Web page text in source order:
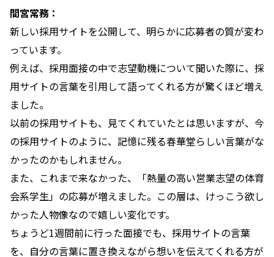
間宮常務：
新しい採用サイトを公開して、明らかに応募者の質が変わ
っています。
例えば、採用面接の中で志望動機について聞いた際に、採
用サイトの言葉を引用して語ってくれる方が驚くほど増え
ました。
以前の採用サイトも、見てくれていたとは思いますが、今
の採用サイトのように、記憶に残る春華堂らしい言葉がな
かったのかもしれません。
また、これまで来なかった、「熱量の高い営業志望の体育
会系学生」の応募が増えました。この層は、けっこう欲し
かった人物像なので嬉しい変化です。
ちょうど1週間前に行った面接でも、採用サイトの言葉
を、自分の言葉に置き換えながら想いを伝えてくれる方が